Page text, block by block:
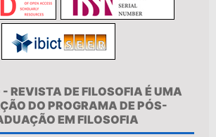
REVISTA DE FILOSOFIA É UMA
DO PROGRAMA DE PÓS-
EM FILOSOFIA